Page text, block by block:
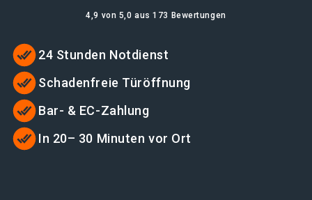
4,9 von 5,0 aus 173 Bewertungen
24 Stunden Notdienst
Schadenfreie Türöffnung
Bar- & EC-Zahlung
In 20– 30 Minuten vor Ort